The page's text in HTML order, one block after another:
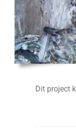
Dit project